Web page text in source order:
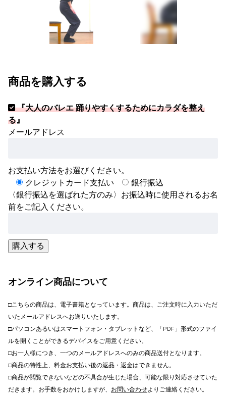
商品を購入する
『大人のバレエ 踊りやすくするためにカラダを整え
る 』
メールアドレス
お支払い方法をお選びください。
クレジットカード支払い
銀行振込
〈銀行振込を選ばれた方のみ〉お振込時に使用されるお名
前をご記入ください。
オンライン商品について
□こちらの商品は、電子書籍となっています。商品は、ご注文時に入力いただ
いたメールアドレスへお送りいたします。
□パソコンあるいはスマートフォン・タブレットなど、「PDF」形式のファイ
ルを開くことができるデバイスをご用意ください。
□お一人様につき、一つのメールアドレスへのみの商品送付となります。
□商品の特性上、料金お支払い後の返品・返金はできません。
□商品が閲覧できないなどの不具合が生じた場合、可能な限り対応させていた
だきます。お手数をおかけしますが、 お問い合わせよりご連絡ください。